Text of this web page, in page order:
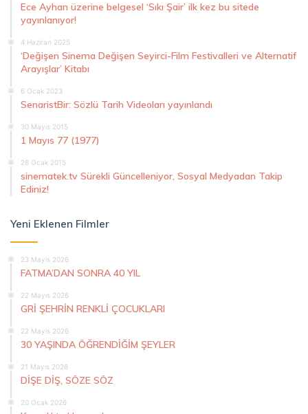
Ece Ayhan üzerine belgesel ‘Sıkı Şair’ ilk kez bu sitede
yayınlanıyor!
4 Haziran 2025
‘Değişen Sinema Değişen Seyirci-Film Festivalleri ve Alternatif
Arayışlar’ Kitabı
6 Ocak 2023
SenaristBir: Sözlü Tarih Videoları yayınlandı
30 Mayıs 2015
1 Mayıs 77 (1977)
26 Ocak 2015
sinematek.tv Sürekli Güncelleniyor, Sosyal Medyadan Takip
Ediniz!
Yeni Eklenen Filmler
23 Mayıs 2026
FATMA’DAN SONRA 40 YIL
22 Mayıs 2026
GRİ ŞEHRİN RENKLİ ÇOCUKLARI
22 Mayıs 2026
30 YAŞINDA ÖĞRENDİĞİM ŞEYLER
21 Mayıs 2026
DİŞE DİŞ, SÖZE SÖZ
20 Ocak 2026